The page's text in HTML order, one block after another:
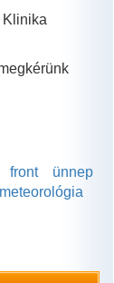
Klinika
front
ünnep